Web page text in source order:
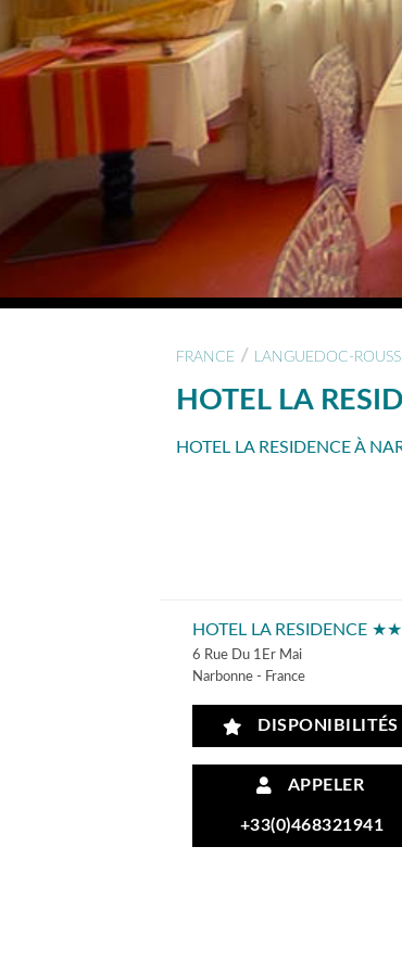
FRANCE / LANGUEDOC-
HOTEL LA
HOTEL LA RESIDENCE À
HOTEL LA RESIDENCE
6 Rue Du 1Er Mai
Narbonne - France
DISPONIBILITÉS
APPELER
+33(0)468321941